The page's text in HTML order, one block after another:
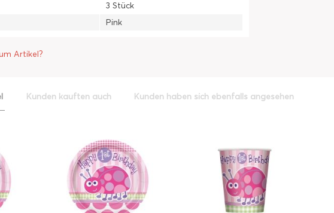
3 Stück
Pink
Artikel?
Kunden kauften auch Kunden haben sich ebenfalls angesehen